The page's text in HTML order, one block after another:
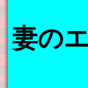
妻の